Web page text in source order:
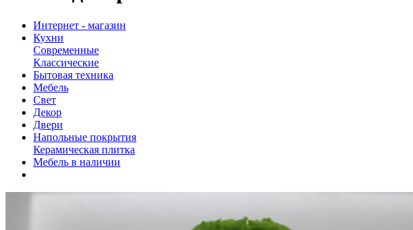
Интернет - магазин
Кухни
Современные
Классические
Бытовая техника
Мебель
Свет
Декор
Двери
Напольные покрытия
Керамическая плитка
Мебель в наличии